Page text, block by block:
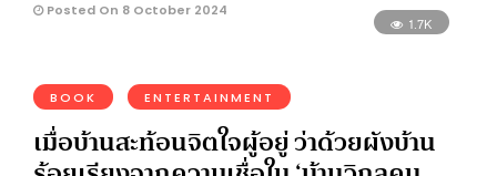
Posted On 8 October 2024
1.7K
BOOK ENTERTAINMENT
เมื่อบ้านสะท้อนจิตใจผู้อยู่ ว่าด้วยผังบ้าน